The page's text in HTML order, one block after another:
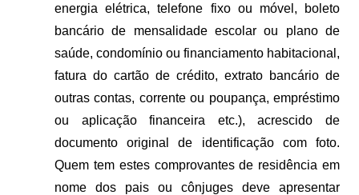
energia elétrica, telefone fixo ou móvel, boleto
bancário de mensalidade escolar ou plano de
saúde, condomínio ou financiamento habitacional,
fatura do cartão de crédito, extrato bancário de
outras contas, corrente ou poupança, empréstimo
ou aplicação financeira etc.), acrescido de
documento original de identificação com foto.
Quem tem estes comprovantes de residência em
nome dos pais ou cônjuges deve apresentar